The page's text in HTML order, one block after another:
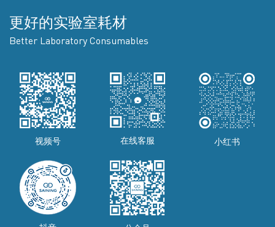
更好的实验室耗材
Better Laboratory Consumables
视频号 在线客服 小红书